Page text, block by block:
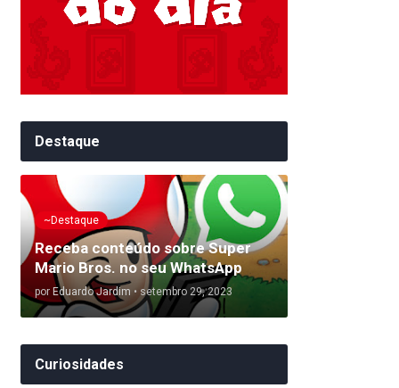
Destaque
~Destaque
Receba conteúdo sobre Super
Mario Bros. no seu WhatsApp
por Eduardo Jardim • setembro 29, 2023
Curiosidades